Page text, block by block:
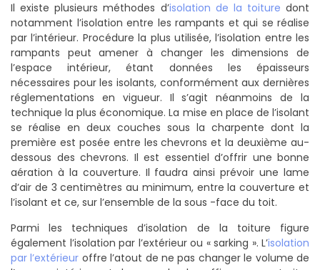
Il existe plusieurs méthodes d’isolation de la toiture dont
notamment l’isolation entre les rampants et qui se réalise
par l’intérieur. Procédure la plus utilisée, l’isolation entre les
rampants peut amener à changer les dimensions de
l’espace intérieur, étant données les épaisseurs
nécessaires pour les isolants, conformément aux dernières
réglementations en vigueur. Il s’agit néanmoins de la
technique la plus économique. La mise en place de l’isolant
se réalise en deux couches sous la charpente dont la
première est posée entre les chevrons et la deuxième au-
dessous des chevrons. Il est essentiel d’offrir une bonne
aération à la couverture. Il faudra ainsi prévoir une lame
d’air de 3 centimètres au minimum, entre la couverture et
l’isolant et ce, sur l’ensemble de la sous -face du toit.
Parmi les techniques d’isolation de la toiture figure
également l’isolation par l’extérieur ou « sarking ». L’isolation
par l’extérieur offre l’atout de ne pas changer le volume de